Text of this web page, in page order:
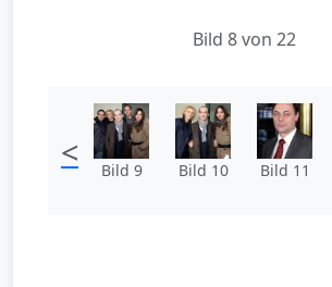
Bild 8 von 22
< Bild 9 Bild 10 Bild 11